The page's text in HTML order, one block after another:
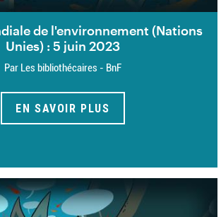
de l'environnement (Nations
Unies) : 5 juin 2023
Par Les bibliothécaires - BnF
EN SAVOIR PLUS